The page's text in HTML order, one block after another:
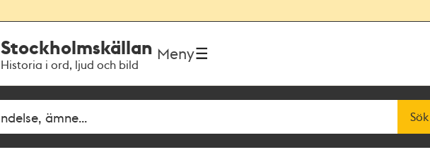
Stockholmskällan
Historia i ord, ljud och bild
Meny
Sök